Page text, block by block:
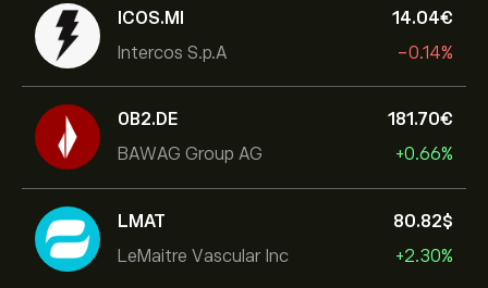
ICOS.MI
Intercos S.p.A
14.04‎€‎
-0.14%
0B2.DE
BAWAG Group AG
181.70‎€‎
+0.66%
LMAT
LeMaitre Vascular Inc
80.82‎$‎
+2.30%